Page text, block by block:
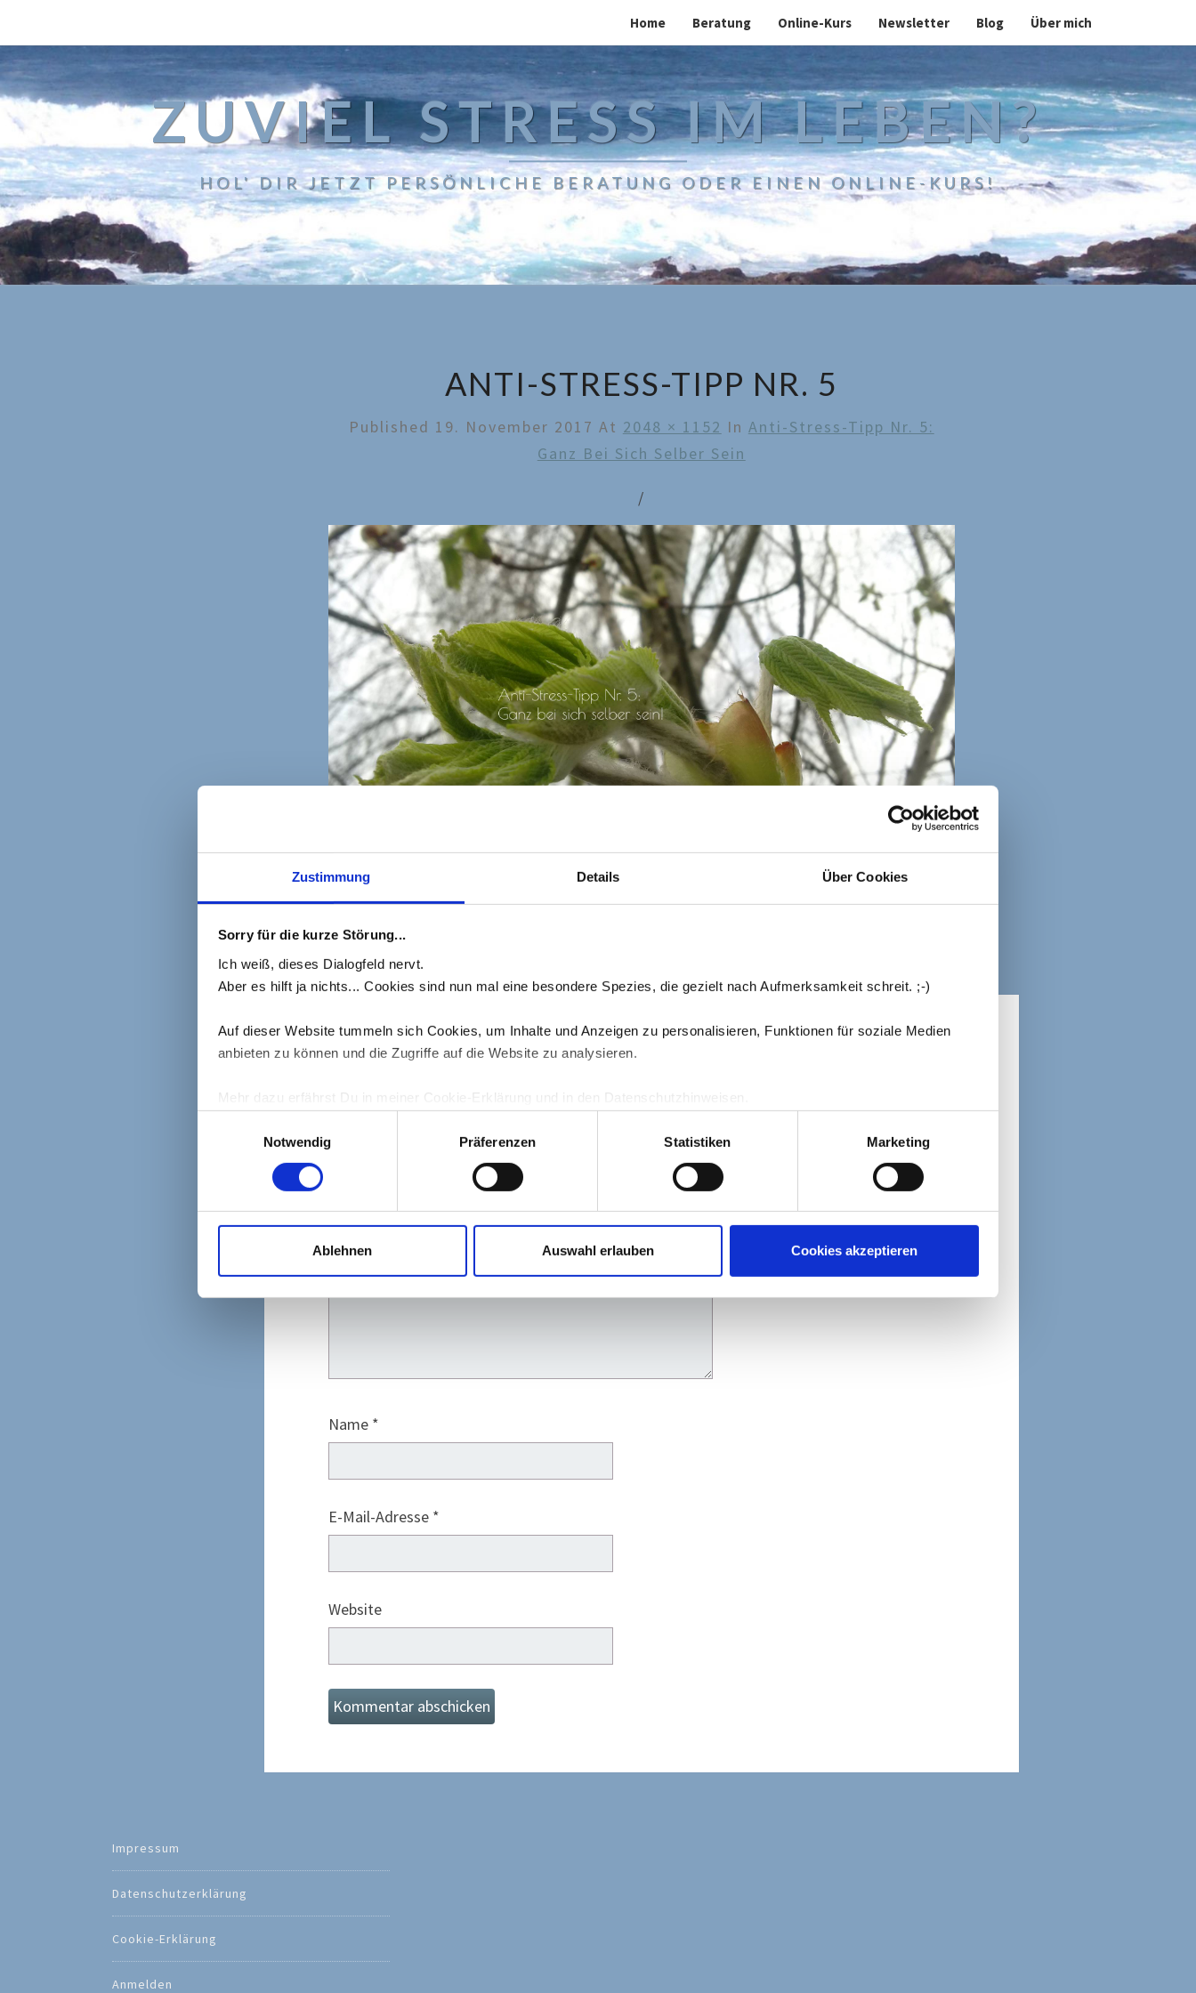
Zustimmung Details Über Cookies
Sorry für die kurze Störung...
Ich weiß, dieses Dialogfeld nervt.
Aber es hilft ja nichts... Cookies sind nun mal eine besondere Spezies, die gezielt nach Aufmerksamkeit schreit. ;-)
Auf dieser Website tummeln sich Cookies, um Inhalte und Anzeigen zu personalisieren, Funktionen für soziale Medien
anbieten zu können und die Zugriffe auf die Website zu analysieren.
Mehr dazu erfährst Du in meiner Cookie-Erklärung und in den Datenschutzhinweisen.
Notwendig
Präferenzen Statistiken Marketing
Ablehnen Auswahl erlauben Cookies akzeptieren
Home Beratung Online-Kurs Newsletter Blog Über mich
ZUVIEL STRESS IM LEBEN?
HOL' DIR JETZT PERSÖNLICHE BERATUNG ODER EINEN ONLINE-KURS!
ANTI-STRESS-TIPP NR. 5
Published 19. November 2017 At 2048 × 1152 In Anti-Stress-Tipp Nr. 5:
Ganz Bei Sich Selber Sein
/
Anti-Stress-Tipp Nr. 5: Ganz bei sich selber sein
Trackbacks Are Closed, But You Can
Schreibe einen Kommentar
Kommentar
Name *
E-Mail-Adresse *
Website
Impressum
Datenschutzerklärung
Cookie-Erklärung
Anmelden